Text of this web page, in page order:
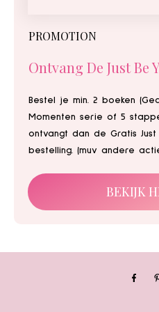
PROMOTION
Ontvang De Just Be
Bestel je min. 2 boeken
Momenten serie of 5
ontvangt dan de Gratis
bestelling. (muv andere
BEKIJK